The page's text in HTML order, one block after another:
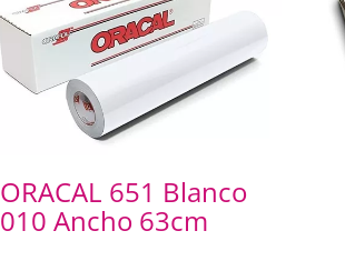
ORACAL 651 Blanco
010 Ancho 63cm